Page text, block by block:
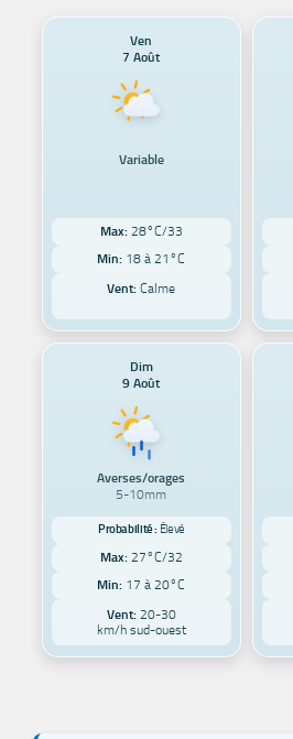
Ven
7 Août
Variable
Max: 28°C/33
Min: 18 à 21°C
Vent: Calme
Dim
9 Août
Averses/orages
5-10mm
Probabilité : Élevé
Max: 27°C/32
Min: 17 à 20°C
Vent:20-30
km/h sud-ouest